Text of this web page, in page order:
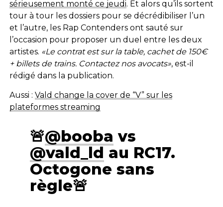
sérieusement monté ce jeudi. Et alors qu’ils sortent
tour à tour les dossiers pour se décrédibiliser l’un
et l’autre, les Rap Contenders ont sauté sur
l’occasion pour proposer un duel entre les deux
artistes. «Le contrat est sur la table, cachet de 150€
+ billets de trains. Contactez nos avocats», est-il
rédigé dans la publication.
Aussi : Vald change la cover de “V” sur les
plateformes streaming
🚨@booba vs
@vald_ld au RC17.
Octogone sans
règle🚨